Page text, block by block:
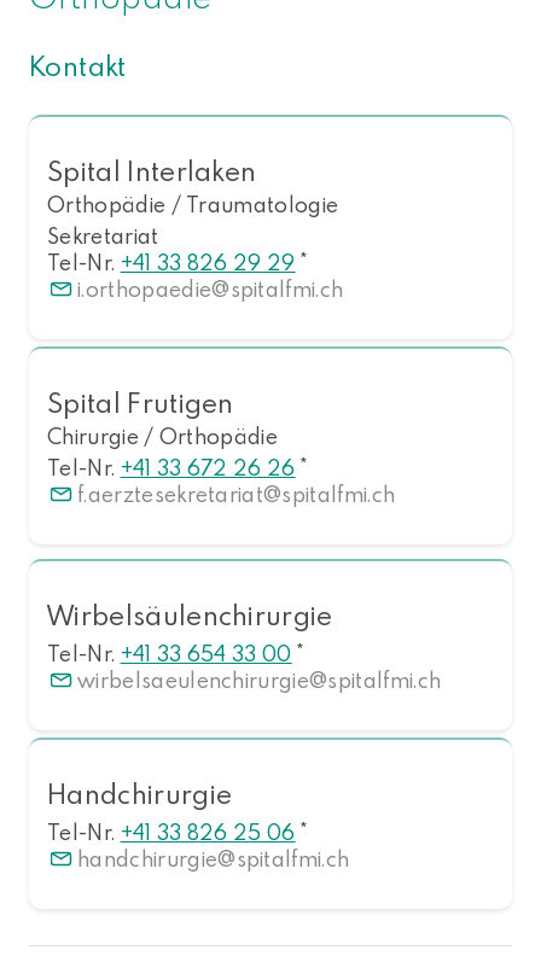
Kontakt
Spital Interlaken
Orthopädie / Traumatologie
Sekretariat
Tel-Nr. +41 33 826 29 29 *
i.orthopaedie
spitalfmi.ch
Spital Frutigen
Chirurgie / Orthopädie
Tel-Nr. +41 33 672 26 26 *
f.aerztesekretariat
spitalfmi.ch
Wirbelsäulenchirurgie
Tel-Nr. +41 33 654 33 00 *
wirbelsaeulenchirurgie
spitalfmi.ch
Handchirurgie
Tel-Nr. +41 33 826 25 06 *
handchirurgie
spitalfmi.ch